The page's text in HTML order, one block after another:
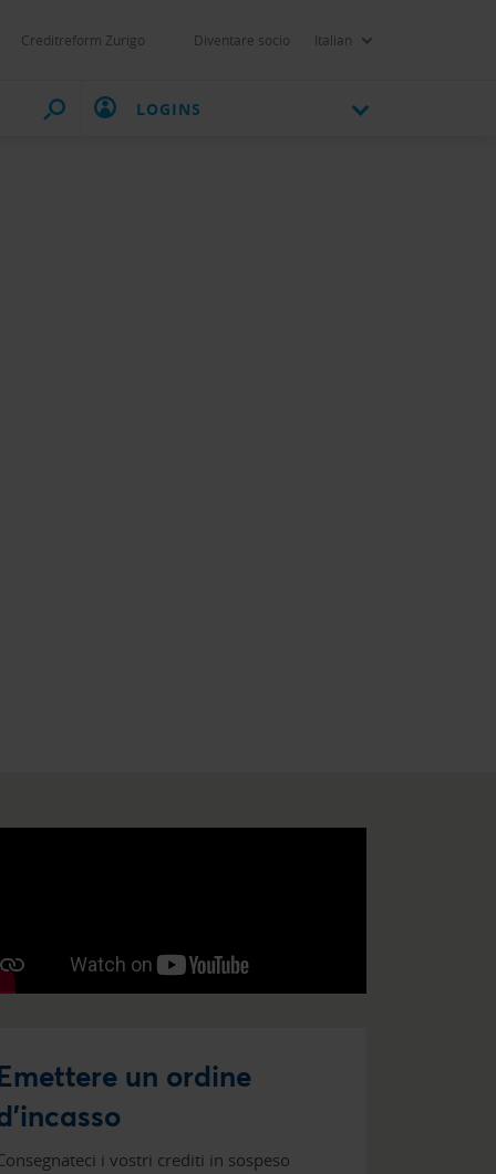
Creditreform Zurigo Diventare socio Italian
LOGINS
un ordine
i vostri crediti in sospeso